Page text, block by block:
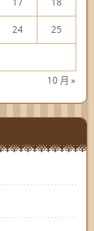
10 月 »
24 25